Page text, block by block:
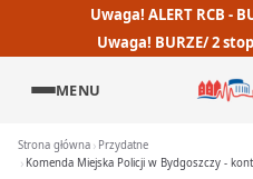
Uwaga! ALERT RCB -
Uwaga! BURZE/ 2
MENU
Strona główna
Przydatne
Komenda Miejska Policji w Bydgoszczy -